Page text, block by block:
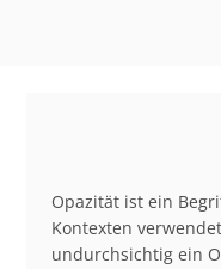
Opazität ist ein
Kontexten
undurchsichtig ein